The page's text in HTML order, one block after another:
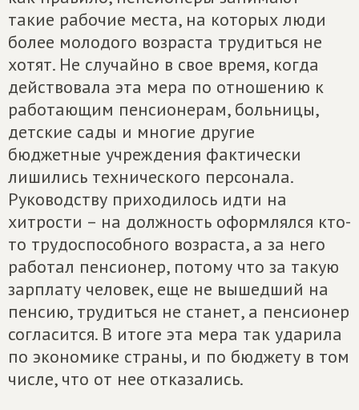
такие рабочие места, на которых люди
более молодого возраста трудиться не
хотят. Не случайно в свое время, когда
действовала эта мера по отношению к
работающим пенсионерам, больницы,
детские сады и многие другие
бюджетные учреждения фактически
лишились технического персонала.
Руководству приходилось идти на
хитрости – на должность оформлялся кто-
то трудоспособного возраста, а за него
работал пенсионер, потому что за такую
зарплату человек, еще не вышедший на
пенсию, трудиться не станет, а пенсионер
согласится. В итоге эта мера так ударила
по экономике страны, и по бюджету в том
числе, что от нее отказались.